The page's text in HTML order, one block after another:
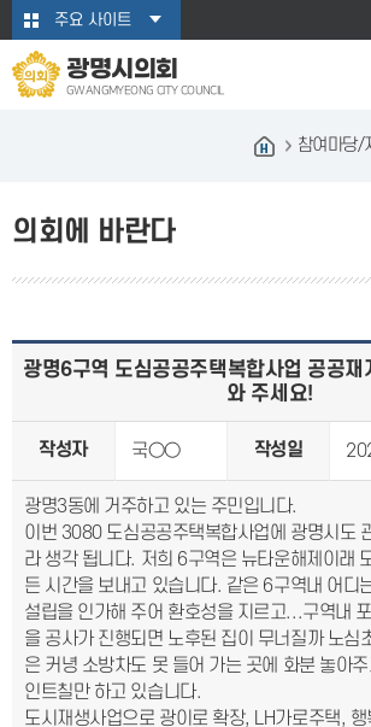
본문바로가기주요 사이트
광명시의회
GWANGMYEONG CITY COUNCIL
참여마당/
의회에 바란다
광명6구역 도심공공주택복합사업 공공재
와 주세요!
작성자 국○○ 작성일
광명3동에 거주하고 있는 주민입니다.
이번 3080 도심공공주택복합사업에 광명시도
라 생각 됩니다. 저희 6구역은 뉴타운해제이래
든 시간을 보내고 있습니다. 같은 6구역내 어디
설립을 인가해 주어 환호성을 지르고...구역내
을 공사가 진행되면 노후된 집이 무너질까 노심
은 커녕 소방차도 못 들어 가는 곳에 화분 놓아
인트칠만 하고 있습니다.
도시재생사업으로 광이로 확장, LH가로주택,